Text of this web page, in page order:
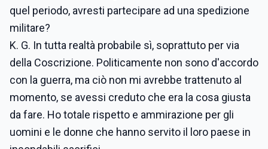
quel periodo, avresti partecipare ad una spedizione
militare?
K. G. In tutta realtà probabile sì, soprattuto per via
della Coscrizione. Politicamente non sono d'accordo
con la guerra, ma ciò non mi avrebbe trattenuto al
momento, se avessi creduto che era la cosa giusta
da fare. Ho totale rispetto e ammirazione per gli
uomini e le donne che hanno servito il loro paese in